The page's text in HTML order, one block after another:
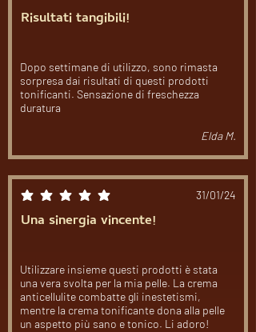
Risultati tangibili!
Dopo settimane di utilizzo, sono rimasta
sorpresa dai risultati di questi prodotti
tonificanti. Sensazione di freschezza
duratura
Elda M.
la valutazione media è 5 su 5 31/01/24
Una sinergia vincente!
Utilizzare insieme questi prodotti è stata
una vera svolta per la mia pelle. La crema
anticellulite combatte gli inestetismi,
mentre la crema tonificante dona alla pelle
un aspetto più sano e tonico. Li adoro!